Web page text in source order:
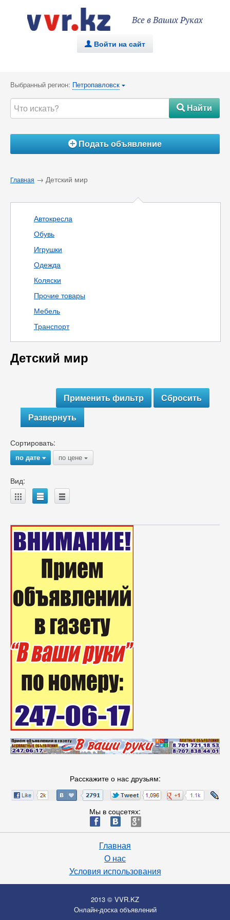
Все в Ваших Руках
. Войти на сайт
Выбранный регион: Петропавловск {
#Найти
ÁПодать объявление
Главная → Детский мир
Автокресла
Обувь
Игрушки
Одежда
Коляски
Прочие товары
Мебель
Транспорт
Детский мир
Развернуть
Сортировать:
по дате{ по цене {
Вид:
A B C
Расскажите о нас друзьям:
Мы в соцсетях:
ä æ è
Главная
О нас
Условия использования
2013 © VVR.KZ
Онлайн-доска объявлений